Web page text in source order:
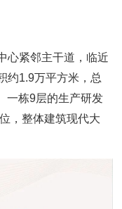
心紧邻主干道，临近
约1.9万平方米，总
一栋9层的生产研发
，整体建筑现代大